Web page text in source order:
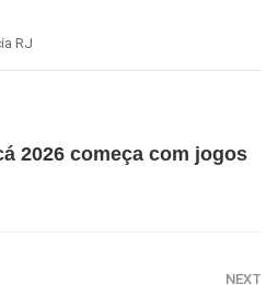
RJ
2026 começa com jogos
NEXT